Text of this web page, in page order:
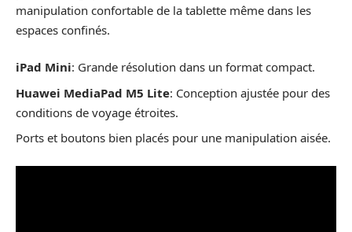
manipulation confortable de la tablette même dans les
espaces confinés.
iPad Mini: Grande résolution dans un format compact.
Huawei MediaPad M5 Lite: Conception ajustée pour des
conditions de voyage étroites.
Ports et boutons bien placés pour une manipulation aisée.